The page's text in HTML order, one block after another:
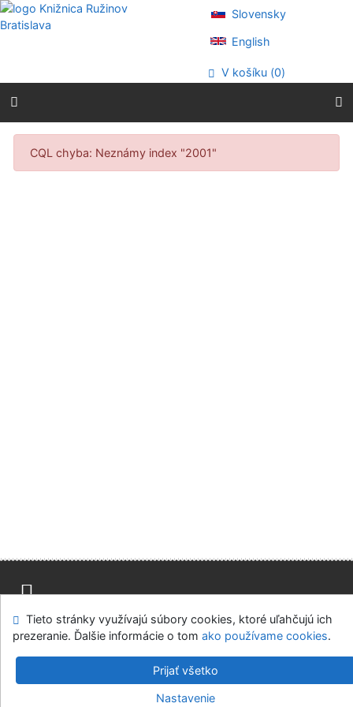
Prejsť na obsah
Prejsť na menu
Prehlásenie o webovej prístupnosti
Slovensky
English
V košíku (0)
Výsledky vyhľadávania
CQL chyba: Neznámy index "2001"
Mapa stránok Prístupnosť
Súkromie
Modul OpenSearch
Napíšte nám Nastavenie cookies
Knižnica Ružinov Bratislava
v.4.8.63a-Cosmotron Slovakia, s.r.o.
Tieto stránky využívajú súbory cookies, ktoré uľahčujú ich
prezeranie. Ďalšie informácie o tom ako používame cookies.
Prijať všetko
Nastavenie